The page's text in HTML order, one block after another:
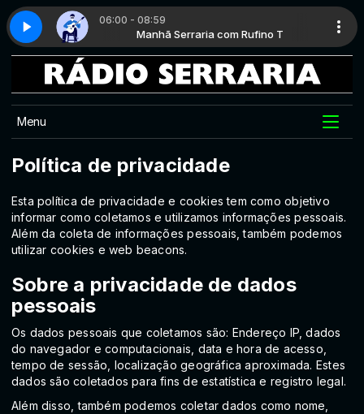
06:00 - 08:59
Rufino T Manhã Serraria com Rufino T
Parte 7 Clássicos da MPB - Parte 7
Menu
Política de privacidade
Esta política de privacidade e cookies tem como objetivo
informar como coletamos e utilizamos informações pessoais.
Além da coleta de informações pessoais, também podemos
utilizar cookies e web beacons.
Sobre a privacidade de dados
pessoais
Os dados pessoais que coletamos são: Endereço IP, dados
do navegador e computacionais, data e hora de acesso,
tempo de sessão, localização geográfica aproximada. Estes
dados são coletados para fins de estatística e registro legal.
Além disso, também podemos coletar dados como nome,